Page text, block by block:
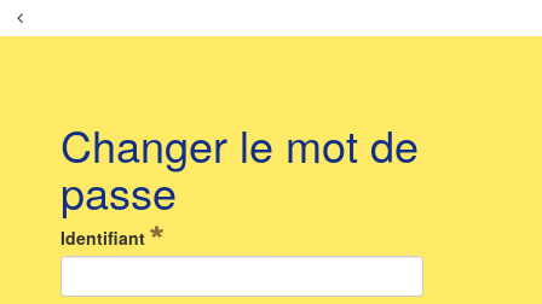
Changer le mot de
passe
Identifiant